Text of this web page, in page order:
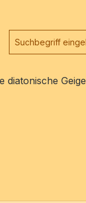
diatonische Geige